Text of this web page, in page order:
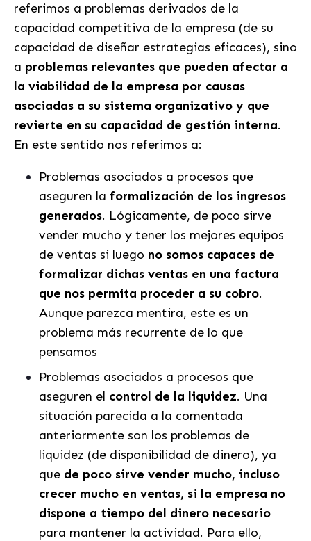
referimos a problemas derivados de la
capacidad competitiva de la empresa (de su
capacidad de diseñar estrategias eficaces), sino
a problemas relevantes que pueden afectar a
la viabilidad de la empresa por causas
asociadas a su sistema organizativo y que
revierte en su capacidad de gestión interna.
En este sentido nos referimos a:
Problemas asociados a procesos que
aseguren la formalización de los ingresos
generados. Lógicamente, de poco sirve
vender mucho y tener los mejores equipos
de ventas si luego no somos capaces de
formalizar dichas ventas en una factura
que nos permita proceder a su cobro.
Aunque parezca mentira, este es un
problema más recurrente de lo que
pensamos
Problemas asociados a procesos que
aseguren el control de la liquidez. Una
situación parecida a la comentada
anteriormente son los problemas de
liquidez (de disponibilidad de dinero), ya
que de poco sirve vender mucho, incluso
crecer mucho en ventas, si la empresa no
dispone a tiempo del dinero necesario
para mantener la actividad. Para ello,